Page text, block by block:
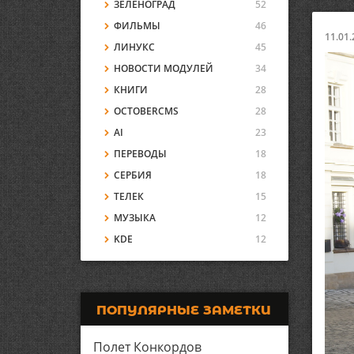
ЗЕЛЕНОГРАД
52
ФИЛЬМЫ
46
ЛИНУКС
45
НОВОСТИ МОДУЛЕЙ
34
КНИГИ
28
OCTOBERCMS
28
AI
23
ПЕРЕВОДЫ
18
СЕРБИЯ
18
ТЕЛЕК
15
МУЗЫКА
12
KDE
12
ПОПУЛЯРНЫЕ ЗАМЕТКИ
Полет Конкордов